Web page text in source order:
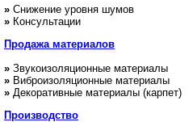
» Снижение уровня шумов
» Консультации
Продажаматериалов
» Звукоизоляционные материалы
» Виброизоляционные материалы
» Декоративные материалы (карпет)
Производство